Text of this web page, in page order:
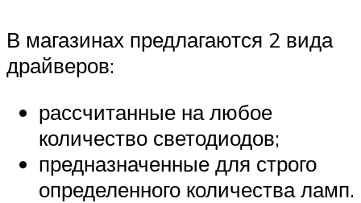
В магазинах предлагаются 2 вида
драйверов:
рассчитанные на любое
количество светодиодов;
предназначенные для строго
определенного количества ламп.